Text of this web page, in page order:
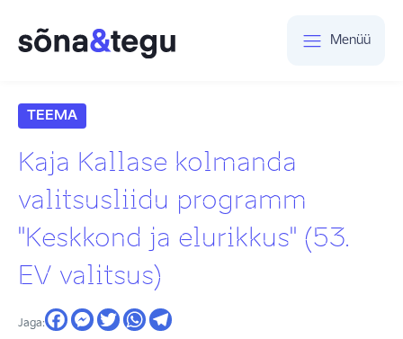
Menüü
TEEMA
Kaja Kallase kolmanda
valitsusliidu programm
"Keskkond ja elurikkus" (53.
EV valitsus)
Jaga: